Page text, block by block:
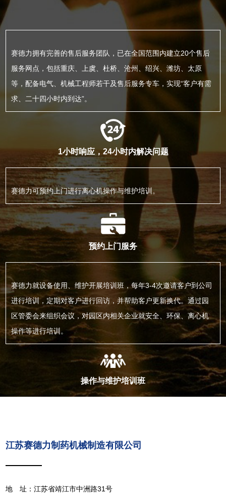
赛德力拥有完善的售后服务团队，已在全国范围内建立20个售后
服务网点，包括重庆、上虞、杜桥、沧州、绍兴、潍坊、太原
等，配备电气、机械工程师若干及售后服务专车，实现“客户有需
求、二十四小时内到达”。
1小时响应，24小时内解决问题
赛德力可预约上门进行离心机操作与维护培训。
预约上门服务
赛德力就设备使用、维护开展培训班，每年3-4次邀请客户到公司
进行培训，定期对客户进行回访，并帮助客户更新换代。通过园
区管委会来组织会议，对园区内相关企业就安全、环保、离心机
操作等进行培训。
操作与维护培训班
江苏赛德力制药机械制造有限公司
地 址：江苏省靖江市中洲路31号